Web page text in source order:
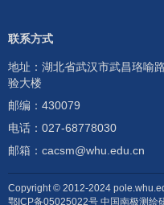
联系方式
地址：湖北省武汉市武昌珞喻
验大楼
邮编：430079
电话： 027-68778030
邮箱： cacsm@whu.edu.cn
Copyright © 2012-2024
鄂ICP备05025022号 中国南极测绘